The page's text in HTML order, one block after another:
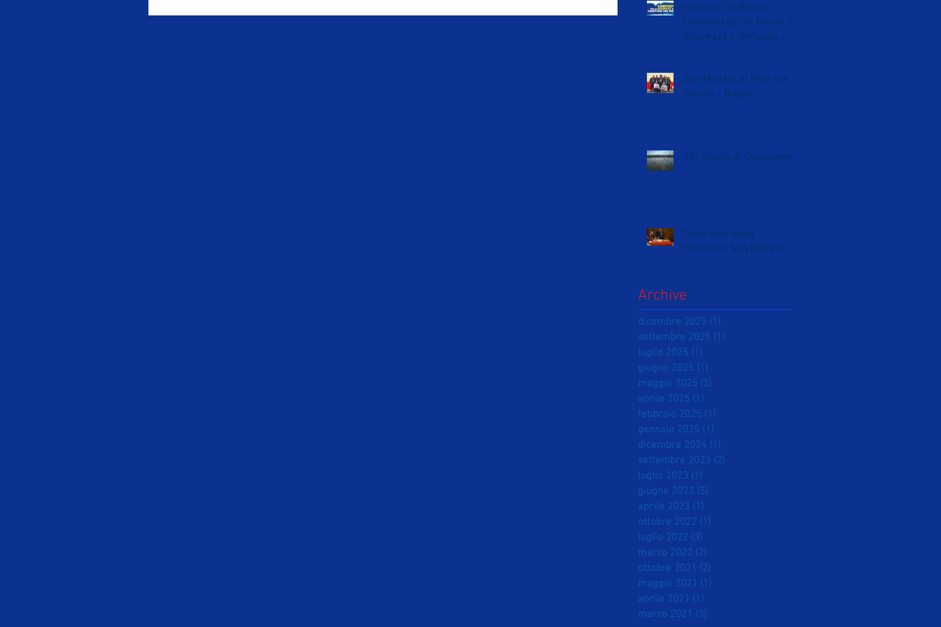
Iscrizioni al Nuovo
Comitato per la Messa in
Sicurezza e Sviluppo
San Miniato al Play the
Games - Napoli
30° Uscita di Capodanno
Trent'anni della
Canottieri San Miniato
Archive
dicembre 2025 (1)
settembre 2025 (1)
luglio 2025 (1)
giugno 2025 (1)
maggio 2025 (2)
aprile 2025 (1)
febbraio 2025 (1)
gennaio 2025 (1)
dicembre 2024 (1)
settembre 2023 (2)
luglio 2023 (1)
giugno 2023 (5)
aprile 2023 (1)
ottobre 2022 (1)
luglio 2022 (3)
marzo 2022 (2)
ottobre 2021 (2)
maggio 2021 (1)
aprile 2021 (1)
marzo 2021 (3)